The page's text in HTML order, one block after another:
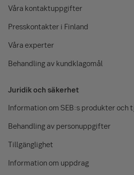
Våra kontaktuppgifter
Presskontakter i Finland
Våra experter
Behandling av kundklagomål
Juridik och säkerhet
Information om SEB:s produkter och
Behandling av personuppgifter
Tillgänglighet
Information om uppdrag